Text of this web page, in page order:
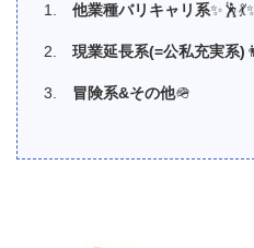
他業種バリキャリ系
現業延長系(=公私充実系)
冒険系&その他🪖